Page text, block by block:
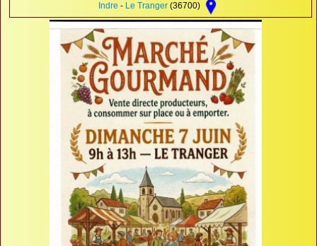
Indre- Le Tranger(36700)